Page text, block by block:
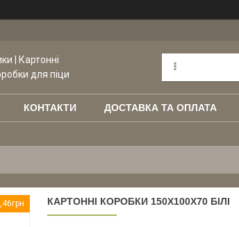
| Картонні
для піци
КОНТАКТИ ДОСТАВКА ТА ОПЛАТА
КАРТОННІ КОРОБКИ 150X100X70 БІЛІ